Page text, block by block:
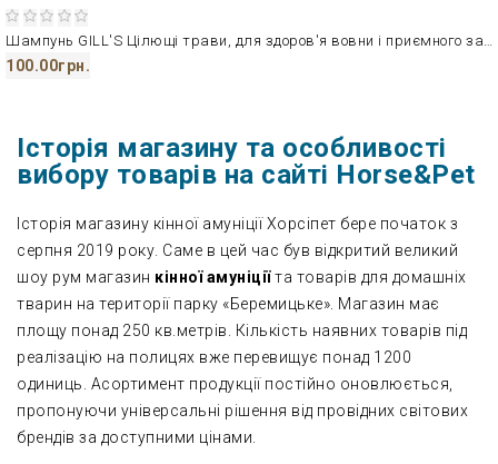
Шампунь GILL'S Цілющі трави, для здоров'я вовни і приємного запаху
100.00грн.
Історія магазину та особливості
вибору товарів на сайті Horse&Pet
Історія магазину кінної амуніції Хорсіпет бере початок з
серпня 2019 року. Саме в цей час був відкритий великий
шоу рум магазин кінної амуніціїта товарів для домашніх
тварин на території парку «Беремицьке». Магазин має
площу понад 250 кв.метрів. Кількість наявних товарів під
реалізацію на полицях вже перевищує понад 1200
одиниць. Асортимент продукції постійно оновлюється,
пропонуючи універсальні рішення від провідних світових
брендів за доступними цінами.